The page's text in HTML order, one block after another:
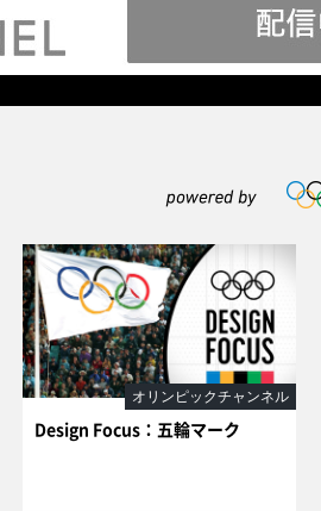
Design Focus：五輪マーク
オリンピックチャンネル